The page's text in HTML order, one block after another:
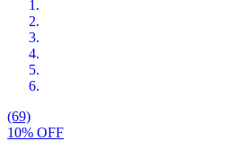
(69)
10% OFF